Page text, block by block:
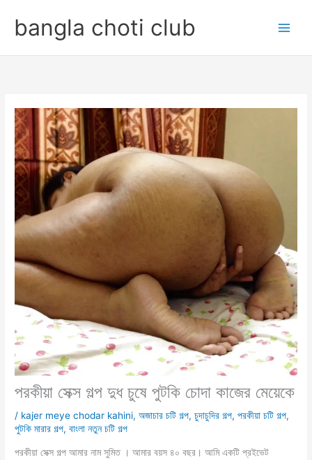
contentbangla choti club
পরকীয়া সেক্স গল্প দুধ চুষে পুটকি চোদা কাজের মেয়েকে
/ kajer meye chodar kahini,অজাচার চটি গল্প,চুদাচুদির গল্প,পরকীয়া চটি গল্প,
পুটকি মারার গল্প,বাংলা নতুন চটি গল্প
পরকীয়া সেক্স গল্প আমার নাম সুমিত । আমার বয়স ৪০ বছর। আমি একটি প্রইভেট